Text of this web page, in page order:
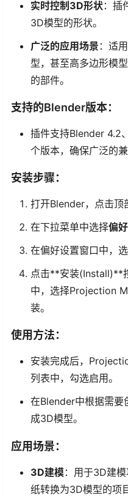
实时控制3D形状：插
3D模型的形状。
广泛的应用场景 ：适
型，甚至高多边形模
的部件。
支持的Blender版本：
插件支持Blender 4.2
个版本，确保广泛的兼
安装步骤：
打开Blender，点击顶
在下拉菜单中选择偏
在偏好设置窗口中，
点击**安装(Install)**
中，选择Projection
装。
使用方法：
安装完成后，
列表中，勾选启用。
在Blender中根据需要
成3D模型。
应用场景：
3D建模：用于3D建
纸转换为3D模型的项